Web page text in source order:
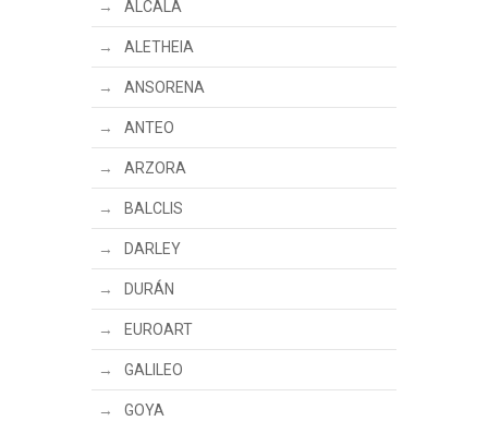
ALCALÁ
ALETHEIA
ANSORENA
ANTEO
ARZORA
BALCLIS
DARLEY
DURÁN
EUROART
GALILEO
GOYA